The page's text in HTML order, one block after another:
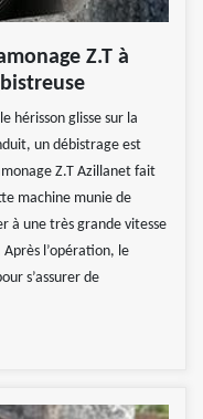
Z.T à
hérisson glisse sur la
un débistrage est
Z.T Azillanet fait
machine munie de
à une très grande vitesse
l’opération, le
s’assurer de